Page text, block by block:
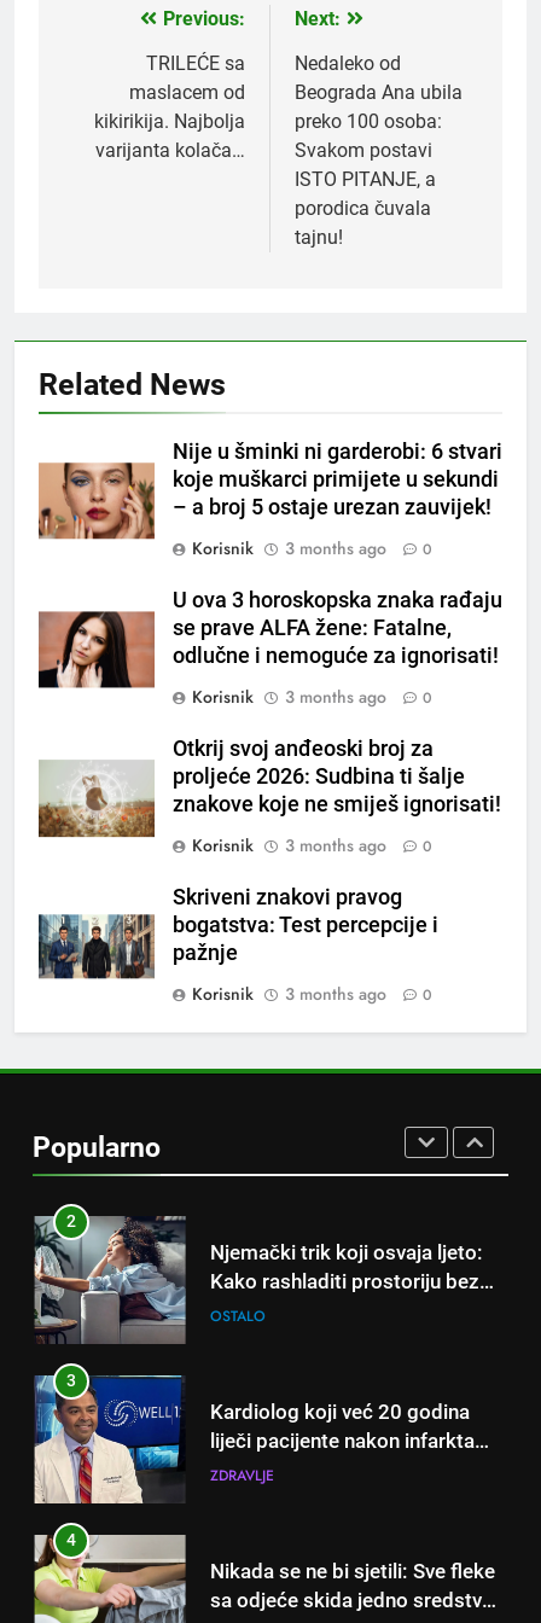
navigation
Previous:
TRILEĆE sa
maslacem od
kikirikija. Najbolja
varijanta kolača…
Next:
Nedaleko od
Beograda Ana ubila
preko 100 osoba:
Svakom postavi
ISTO PITANJE, a
porodica čuvala
tajnu!
Related News
Nije u šminki ni garderobi: 6 stvari
koje muškarci primijete u sekundi
– a broj 5 ostaje urezan zauvijek!
Korisnik
3 months ago 0
U ova 3 horoskopska znaka rađaju
se prave ALFA žene: Fatalne,
odlučne i nemoguće za ignorisati!
Korisnik
3 months ago 0
Otkrij svoj anđeoski broj za
proljeće 2026: Sudbina ti šalje
znakove koje ne smiješ ignorisati!
Korisnik
3 months ago 0
Skriveni znakovi pravog
bogatstva: Test percepcije i
pažnje
Korisnik
3 months ago 0
Popularno
Čaj od lovora i cimeta – prirodni
napitak za svakodnevnu rutinu
OSTALO
ČISTAČ JETRE: Uzmite gutljaj
na prazan stomak i crijeva će
raditi kao sat, zaboravit ćete na
loše varenje
Tračevi su njihova glavna
preokupacija: Ljudi rođeni u ova
tri znaka najviše vole ogovarati
OSTALO
Piće od smreke – prirodni
napitak koji se često spominje
kod šećerne bolesti
OSTALO
čak će se i “suhi štap”
ukorijeniti! Stari vrtlarski trik koji
iskusni baštovani čuvaju
2
Njemački trik koji osvaja ljeto:
Kako rashladiti prostoriju bez
klime i velikih računa za struju!
OSTALO
3
Kardiolog koji već 20 godina
liječi pacijente nakon infarkta
otkrio: Ove 4 jutarnje navike
dana!
ZDRAVLJE
4
Nikada se ne bi sjetili: Sve fleke
sa odjeće skida jedno sredstvo